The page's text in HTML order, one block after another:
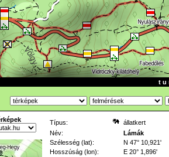
t u
Típus:
állatkert
Név:
Lámák
Szélesség (lat):
N 47° 10,921'
Hosszúság (lon):
E 20° 1,896'